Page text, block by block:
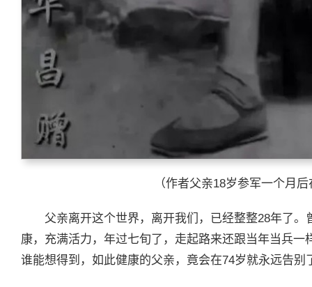
（作者父亲18岁参军一个月
父亲离开这个世界，离开我们，已经整整28年了
康，充满活力，年过七旬了，走起路来还跟当年当兵
谁能想得到，如此健康的父亲，竟会在74岁就永远告别